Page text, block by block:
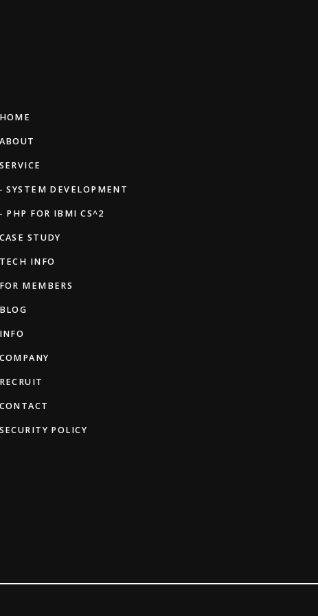
HOME
ABOUT
SERVICE
- SYSTEM DEVELOPMENT
- PHP FOR IBMI CS^2
CASE STUDY
TECH INFO
FOR MEMBERS
BLOG
INFO
COMPANY
RECRUIT
CONTACT
SECURITY POLICY